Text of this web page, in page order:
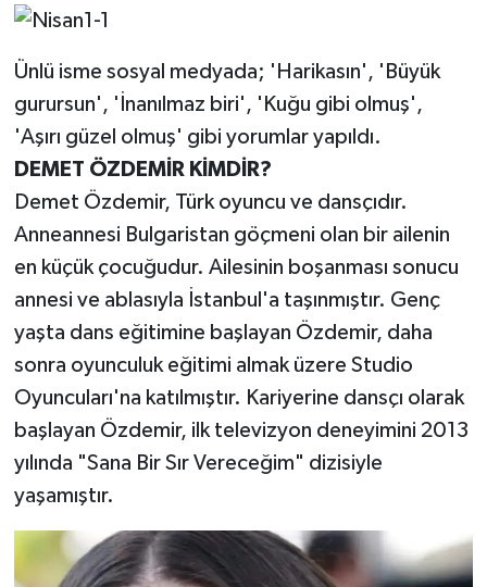
Ünlü isme sosyal medyada; 'Harikasın', 'Büyük
gurursun', 'İnanılmaz biri', 'Kuğu gibi olmuş',
'Aşırı güzel olmuş' gibi yorumlar yapıldı.
DEMET ÖZDEMİR KİMDİR?
Demet Özdemir, Türk oyuncu ve dansçıdır.
Anneannesi Bulgaristan göçmeni olan bir ailenin
en küçük çocuğudur. Ailesinin boşanması sonucu
annesi ve ablasıyla İstanbul'a taşınmıştır. Genç
yaşta dans eğitimine başlayan Özdemir, daha
sonra oyunculuk eğitimi almak üzere Studio
Oyuncuları'na katılmıştır. Kariyerine dansçı olarak
başlayan Özdemir, ilk televizyon deneyimini 2013
yılında "Sana Bir Sır Vereceğim" dizisiyle
yaşamıştır.